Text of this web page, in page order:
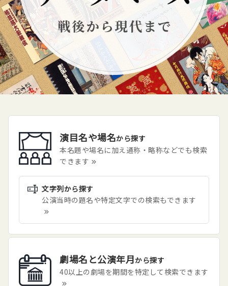
演目名や場名から探す
本名題や場名に加え通称・略称などでも検索
できます
文字列から探す
公演当時の題名や特定文字での検索もできます
劇場名と公演年月から探す
40以上の劇場を期間を特定して検索できます